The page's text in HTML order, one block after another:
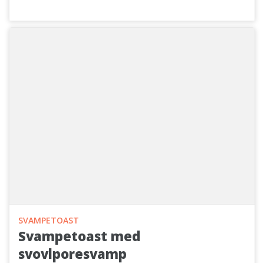
SVAMPETOAST
Svampetoast med
svovlporesvamp